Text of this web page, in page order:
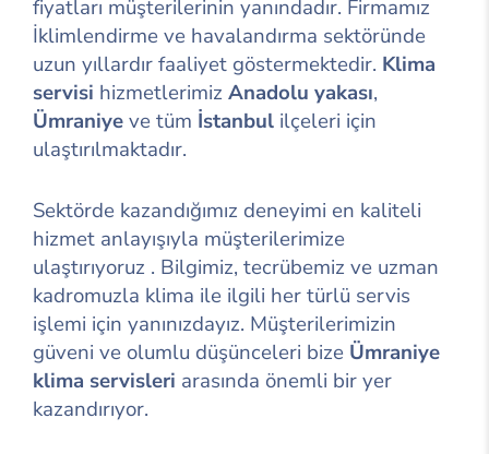
fiyatları müşterilerinin yanındadır. Firmamız
İklimlendirme ve havalandırma sektöründe
uzun yıllardır faaliyet göstermektedir. Klima
servisi hizmetlerimiz Anadolu yakası,
Ümraniyeve tüm İstanbul ilçeleri için
ulaştırılmaktadır.
Sektörde kazandığımız deneyimi en kaliteli
hizmet anlayışıyla müşterilerimize
ulaştırıyoruz . Bilgimiz, tecrübemiz ve uzman
kadromuzla klima ile ilgili her türlü servis
işlemi için yanınızdayız. Müşterilerimizin
güveni ve olumlu düşünceleri bize Ümraniye
klima servisleri arasında önemli bir yer
kazandırıyor.